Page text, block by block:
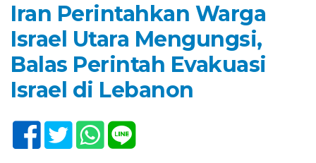
Iran Perintahkan Warga
Israel Utara Mengungsi,
Balas Perintah Evakuasi
Israel di Lebanon